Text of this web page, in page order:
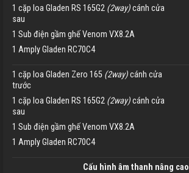
1 cặp loa Gladen RS 165G2 (2way)cánh cửa
sau
1 Sub điện gầm ghế Venom VX8.2A
1 Amply Gladen RC70C4
1 cặp loa Gladen Zero 165 (2way)cánh cửa
trước
1 cặp loa Gladen RS 165G2 (2way)cánh cửa
sau
1 Sub điện gầm ghế Venom VX8.2A
1 Amply Gladen RC70C4
Cấu hình âm thanh nâng cao